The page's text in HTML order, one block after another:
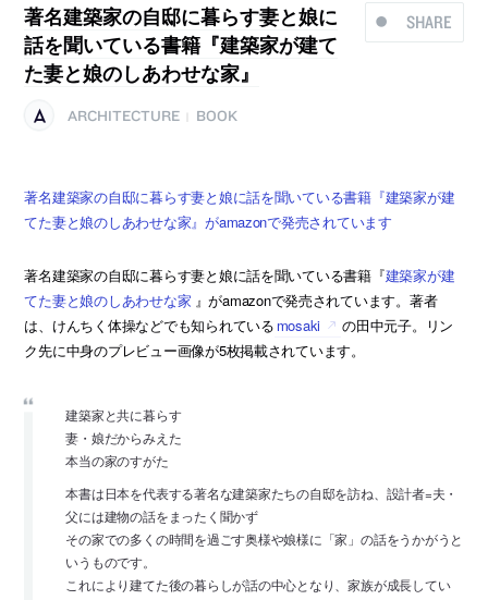
SHARE
著名建築家の自邸に暮らす妻と娘に
話を聞いている書籍『建築家が建て
た妻と娘のしあわせな家』
ARCHITECTURE BOOK
著名建築家の自邸に暮らす妻と娘に話を聞いている書籍『建築家が建
てた妻と娘のしあわせな家』がamazonで発売されています
著名建築家の自邸に暮らす妻と娘に話を聞いている書籍『建築家が建
てた妻と娘のしあわせな家 』がamazonで発売されています。著者
は、けんちく体操などでも知られている mosaki
の田中元子。リン
ク先に中身のプレビュー画像が5枚掲載されています。
建築家と共に暮らす
妻・娘だからみえた
本当の家のすがた
本書は日本を代表する著名な建築家たちの自邸を訪ね、設計者=夫・
父には建物の話をまったく聞かず
その家での多くの時間を過ごす奥様や娘様に「家」の話をうかがうと
いうものです。
これにより建てた後の暮らしが話の中心となり、家族が成長してい